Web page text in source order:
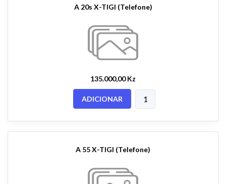
A 20s X-TIGI (Telefone)
135.000,00 Kz
ADICIONAR
A 55 X-TIGI (Telefone)